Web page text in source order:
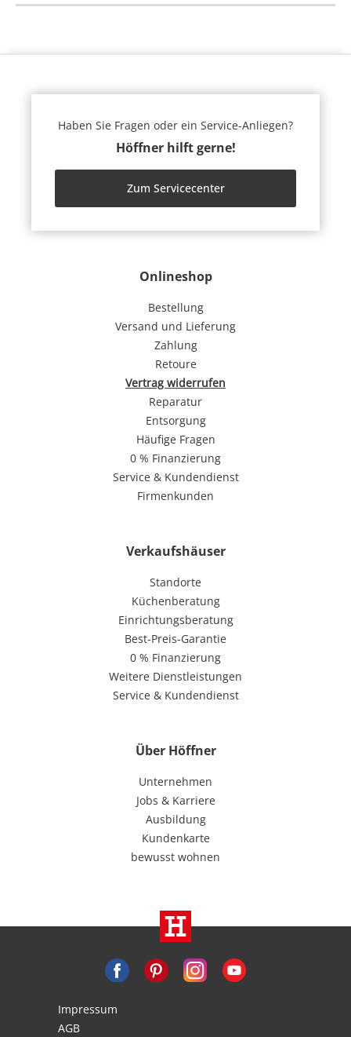
Onlineshop
Bestellung
Versand und Lieferung
Zahlung
Retoure
Vertrag widerrufen
Reparatur
Entsorgung
Häufige Fragen
0 % Finanzierung
Service & Kundendienst
Firmenkunden
Verkaufshäuser
Standorte
Küchenberatung
Einrichtungsberatung
Best-Preis-Garantie
0 % Finanzierung
Weitere Dienstleistungen
Service & Kundendienst
Über Höffner
Unternehmen
Jobs & Karriere
Ausbildung
Kundenkarte
bewusst wohnen
Haben Sie Fragen oder ein Service-Anliegen?
Höffner hilft gerne!
Zum Servicecenter
Impressum
AGB